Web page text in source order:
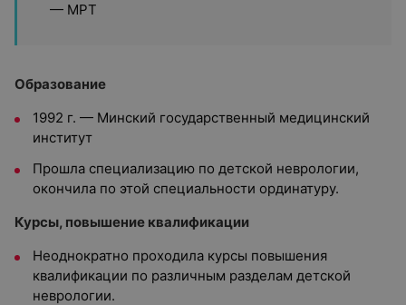
— МРТ
Образование
1992 г. — Минский государственный медицинский
институт
Прошла специализацию по детской неврологии,
окончила по этой специальности ординатуру.
Курсы, повышение квалификации
Неоднократно проходила курсы повышения
квалификации по различным разделам детской
неврологии.